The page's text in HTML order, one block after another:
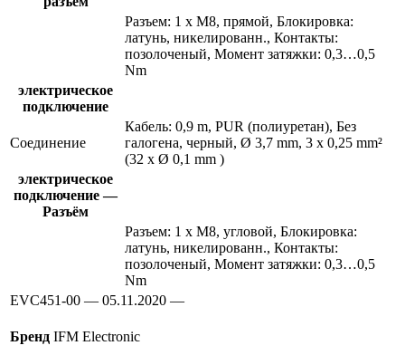
Разъем: 1 x M8, прямой, Блокировка:
латунь, никелированн., Контакты:
позолоченый, Момент затяжки: 0,3…0,5
Nm
электрическое
подключение
Соединение
Кабель: 0,9 m, PUR (полиуретан), Без
галогена, черный, Ø 3,7 mm, 3 x 0,25 mm²
(32 x Ø 0,1 mm )
электрическое
подключение —
Разъём
Разъем: 1 x M8, угловой, Блокировка:
латунь, никелированн., Контакты:
позолоченый, Момент затяжки: 0,3…0,5
Nm
EVC451-00 — 05.11.2020 —
Бренд IFM Electronic